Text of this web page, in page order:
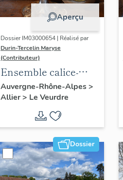
Aperçu
Dossier IM03000654 | Réalisé par
Durin-Tercelin Maryse
(Contributeur)
Ensemble calice-
patène
Auvergne-Rhône-Alpes>
Allier> Le Veurdre
Dossier